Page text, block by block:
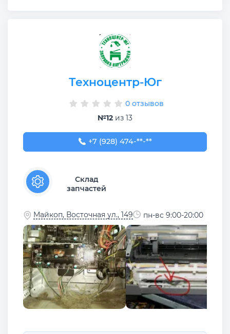
Техноцентр-Юг
0 отзывов
№12 из 13
+7 (928) 474-04-04
+7 (928) 474-**-**
Склад
запчастей
Майкоп, Восточная ул., 149 пн-вс 9:00-20:00